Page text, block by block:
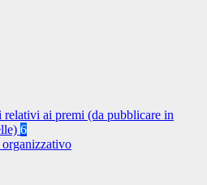
relativi ai premi (da pubblicare in
6
organizzativo